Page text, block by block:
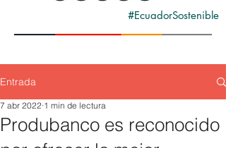
#EcuadorSostenible
Entrada
Produbanco es reconocido
7 abr 2022 1 min de lectura